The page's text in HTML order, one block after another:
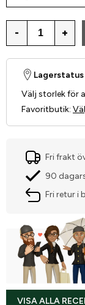
- +
Välj storlek för
Favoritbutik:
Fri frakt
90
Fri retur i
VISA ALLA